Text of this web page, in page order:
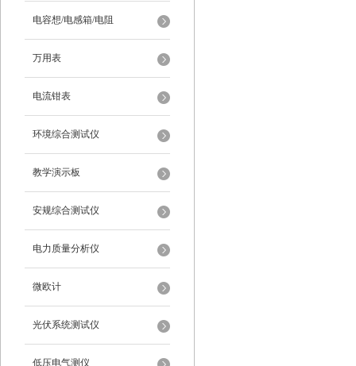
电容想/电感箱/电阻
万用表
电流钳表
环境综合测试仪
教学演示板
安规综合测试仪
电力质量分析仪
微欧计
光伏系统测试仪
低压电气测仪